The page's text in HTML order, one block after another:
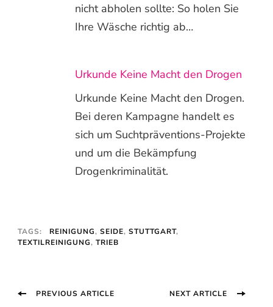
nicht abholen sollte: So holen Sie
Ihre Wäsche richtig ab…
Urkunde Keine Macht den Drogen
Urkunde Keine Macht den Drogen.
Bei deren Kampagne handelt es
sich um Suchtpräventions-Projekte
und um die Bekämpfung
Drogenkriminalität.
TAGS: REINIGUNG, SEIDE, STUTTGART,
TEXTILREINIGUNG, TRIEB
PostPREVIOUS ARTICLE NEXT ARTICLE